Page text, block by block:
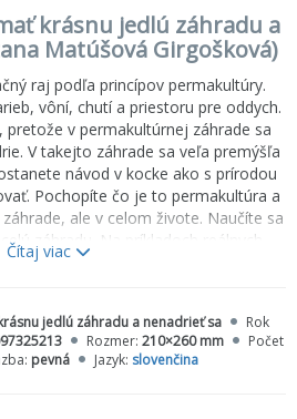
krásnu jedlú záhradu a
Matúšová Girgošková)
raj podľa princípov permakultúry.
vôní, chutí a priestoru pre oddych.
v permakultúrnej záhrade sa
V takejto záhrade sa veľa premýšľa
návod v kocke ako s prírodou
Pochopíte čo je to permakultúra a
ale v celom živote. Naučíte sa
záhradu. Na príkladoch reálnych
dizajnov autorky získate
detailným fotopostupom sa naučíte
pôdu pre pestovanie
bezúdržbový kvetinový záhon,
Čítaj viac
jedlú záhradu a nenadrieť sa
Rok
Rozmer: 210×260 mm
Počet
pevná Jazyk: slovenčina